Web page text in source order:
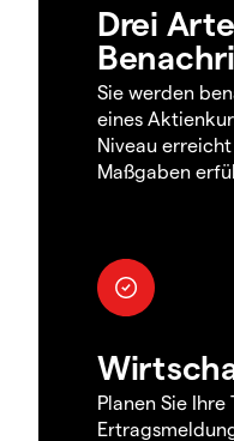
Drei
Sie werden
eines
Niveau
Maßgaben
Planen Sie